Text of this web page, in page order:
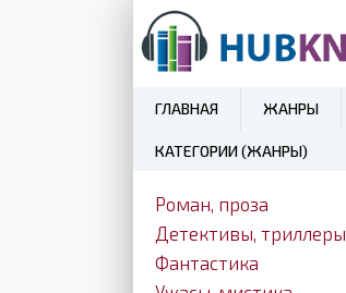
ГЛАВНАЯ ЖАНРЫ
КАТЕГОРИИ (ЖАНРЫ)
Роман, проза
Детективы, триллеры
Фантастика